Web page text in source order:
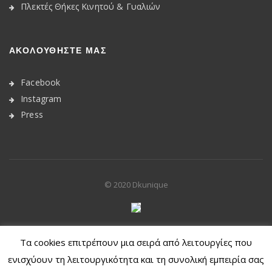
Πλεκτές Θήκες Κινητού & Γυαλιών
ΑΚΟΛΟΥΘΉΣΤΕ ΜΑΣ
Facebook
Instagram
Press
© 2020 Dkunique
Withdraw from contract
Τα cookies επιτρέπουν μια σειρά από λειτουργίες που
ενισχύουν τη λειτουργικότητα και τη συνολική εμπειρία σας